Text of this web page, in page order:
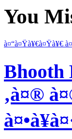
You
à¤“à¤Ÿà¥€à¤Ÿà¥€
Bhooth
‚à¤®